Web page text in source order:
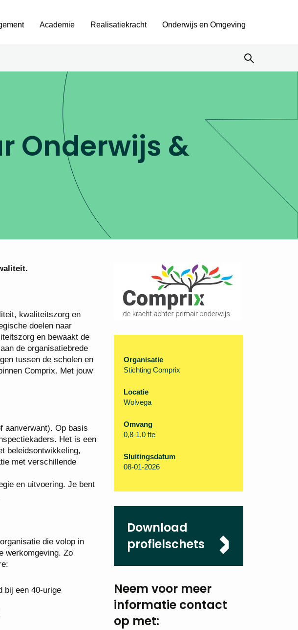
Academie Realisatiekracht Onderwijs en Omgeving
Onderwijs &
kwaliteitszorg en
doelen naar
en bewaakt de
de organisatiebrede
tussen de scholen en
Comprix. Met jouw
aanverwant). Op basis
Het is een
beleidsontwikkeling,
met verschillende
en uitvoering. Je bent
die volop in
werkomgeving. Zo
bij een 40-urige
Organisatie
Stichting Comprix
Locatie
Wolvega
Omvang
0,8-1,0 fte
Sluitingsdatum
08-01-2026
Download
profielschets
Neem voor meer
informatie contact
op met: